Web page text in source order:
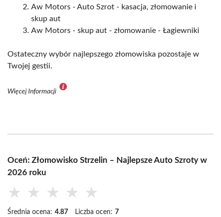
Aw Motors - Auto Szrot - kasacja, złomowanie i
skup aut
Aw Motors - skup aut - złomowanie - Łagiewniki
Ostateczny wybór najlepszego złomowiska pozostaje w
Twojej gestii.
Więcej Informacji
Oceń: Złomowisko Strzelin – Najlepsze Auto Szroty w
2026 roku
★ ★ ★ ★ ★
Średnia ocena: 4.87 Liczba ocen: 7